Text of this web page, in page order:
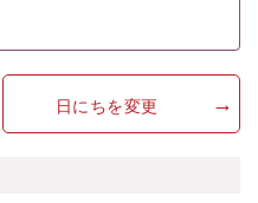
日にちを変更